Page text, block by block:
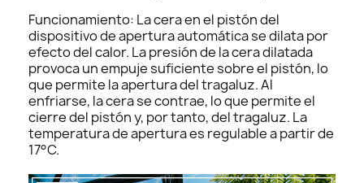
Funcionamiento: La cera en el pistón del
dispositivo de apertura automática se dilata por
efecto del calor. La presión de la cera dilatada
provoca un empuje suficiente sobre el pistón, lo
que permite la apertura del tragaluz. Al
enfriarse, la cera se contrae, lo que permite el
cierre del pistón y, por tanto, del tragaluz. La
temperatura de apertura es regulable a partir de
17°C.